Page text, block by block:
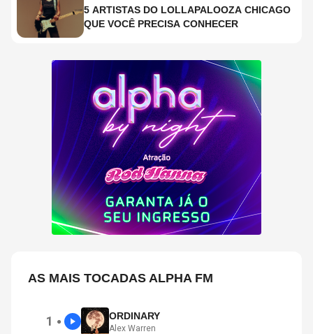
5 ARTISTAS DO LOLLAPALOOZA CHICAGO
QUE VOCÊ PRECISA CONHECER
AS MAIS TOCADAS ALPHA FM
1 ● ORDINARY
Alex Warren